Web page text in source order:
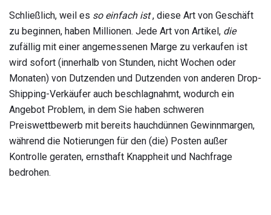
Schließlich, weil es so einfach ist, diese Art von Geschäft
zu beginnen, haben Millionen. Jede Art von Artikel, die
zufällig mit einer angemessenen Marge zu verkaufen ist
wird sofort (innerhalb von Stunden, nicht Wochen oder
Monaten) von Dutzenden und Dutzenden von anderen Drop-
Shipping-Verkäufer auch beschlagnahmt, wodurch ein
Angebot Problem, in dem Sie haben schweren
Preiswettbewerb mit bereits hauchdünnen Gewinnmargen,
während die Notierungen für den (die) Posten außer
Kontrolle geraten, ernsthaft Knappheit und Nachfrage
bedrohen.